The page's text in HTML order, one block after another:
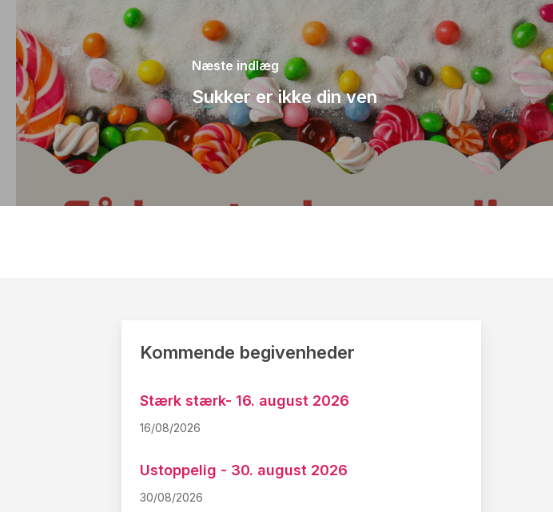
Næste indlæg
Sukker er ikke din ven
Kommende begivenheder
Stærk stærk- 16. august 2026
16/08/2026
Ustoppelig - 30. august 2026
30/08/2026